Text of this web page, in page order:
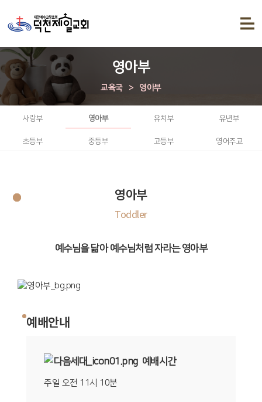
영아부
교육국 > 영아부
사랑부 영아부 유치부 유년부
초등부 중등부 고등부 영어주교
영아부
Toddler
예수님을 닮아 예수님처럼 자라는 영아부
예배안내
예배시간
주일 오전 11시 10분